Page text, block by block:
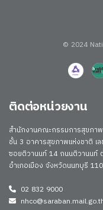
© 2024
ติดต่อหน่วยงาน
สำนักงานคณะกรรมการสุขภา
ชั้น 3 อาคารสุขภาพแห่งชาติ เ
ซอยติวานนท์ 14 ถนนติวานนท์
อำเภอเมือง จังหวัดนนทบุรี
02 832 9000